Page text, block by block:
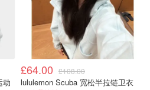
，版权属于原作者
洞穴
动
£64.00 £108.00
lululemon Scuba 宽松半拉链卫衣